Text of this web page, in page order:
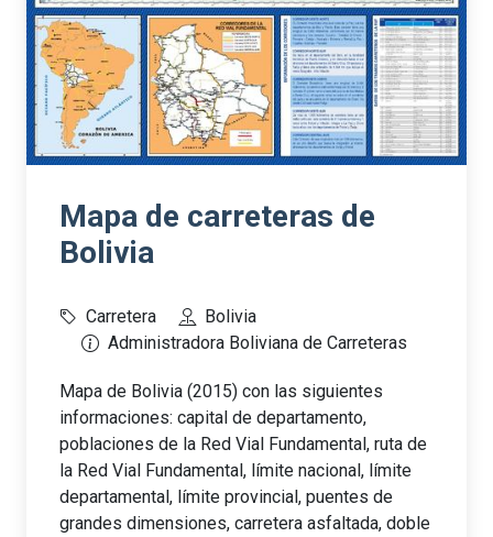
Mapa de carreteras de
Bolivia
Carretera
Bolivia
Administradora Boliviana de Carreteras
Mapa de Bolivia (2015) con las siguientes
informaciones: capital de departamento,
poblaciones de la Red Vial Fundamental, ruta de
la Red Vial Fundamental, límite nacional, límite
departamental, límite provincial, puentes de
grandes dimensiones, carretera asfaltada, doble